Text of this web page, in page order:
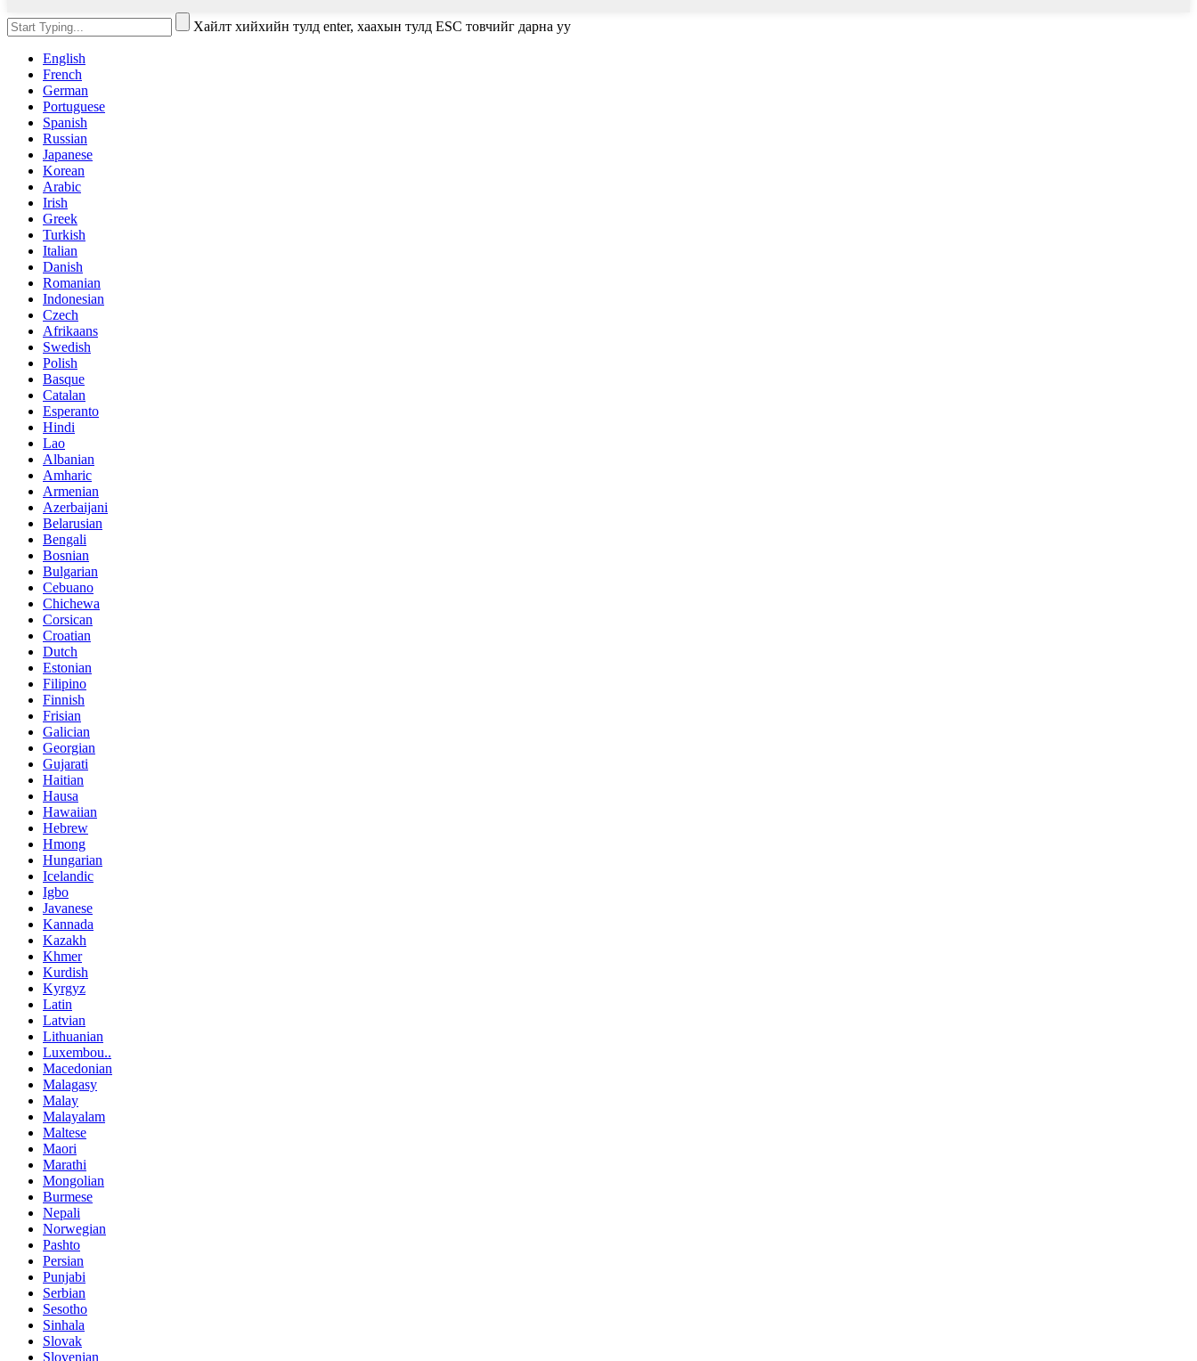
Хайлт хийхийн тулд enter, хаахын тулд ESC товчийг дарна уу
English
French
German
Portuguese
Spanish
Russian
Japanese
Korean
Arabic
Irish
Greek
Turkish
Italian
Danish
Romanian
Indonesian
Czech
Afrikaans
Swedish
Polish
Basque
Catalan
Esperanto
Hindi
Lao
Albanian
Amharic
Armenian
Azerbaijani
Belarusian
Bengali
Bosnian
Bulgarian
Cebuano
Chichewa
Corsican
Croatian
Dutch
Estonian
Filipino
Finnish
Frisian
Galician
Georgian
Gujarati
Haitian
Hausa
Hawaiian
Hebrew
Hmong
Hungarian
Icelandic
Igbo
Javanese
Kannada
Kazakh
Khmer
Kurdish
Kyrgyz
Latin
Latvian
Lithuanian
Luxembou..
Macedonian
Malagasy
Malay
Malayalam
Maltese
Maori
Marathi
Mongolian
Burmese
Nepali
Norwegian
Pashto
Persian
Punjabi
Serbian
Sesotho
Sinhala
Slovak
Slovenian